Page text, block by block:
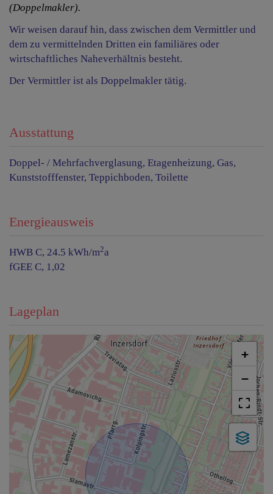
(Doppelmakler).
Wir weisen darauf hin, dass zwischen dem Vermittler und
dem zu vermittelnden Dritten ein familiäres oder
wirtschaftliches Naheverhältnis besteht.
Der Vermittler ist als Doppelmakler tätig.
Ausstattung
Doppel- / Mehrfachverglasung Etagenheizung Gas
Kunststofffenster Teppichboden Toilette
Energieausweis
HWB C, 24.5 kWh/m2a
fGEE C, 1,02
Lageplan
+
−